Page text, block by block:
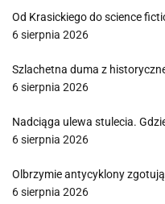
Od Krasickiego do science
6 sierpnia 2026
Szlachetna duma z
6 sierpnia 2026
Nadciąga ulewa stulecia.
6 sierpnia 2026
Olbrzymie antycyklony
6 sierpnia 2026